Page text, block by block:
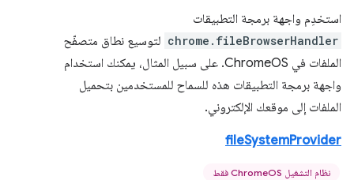
استخدِم واجهة برمجة التطبيقات
chrome.fileBrowserHandler لتوسيع نطاق متصفّح
الملفات في ChromeOS. على سبيل المثال، يمكنك استخدام
واجهة برمجة التطبيقات هذه للسماح للمستخدمين بتحميل
الملفات إلى موقعك الإلكتروني.
fileSystemProvider
نظام التشغيل ChromeOS فقط